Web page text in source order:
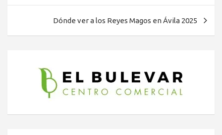
Dónde ver a los Reyes Magos en Ávila 2025